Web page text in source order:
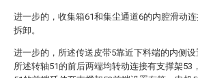
进一步的，收集箱61和集尘通道6的内腔滑动
拆卸。
进一步的，所述传送皮带5靠近下料端的内侧设
所述转轴51的前后两端均转动连接有支撑架53